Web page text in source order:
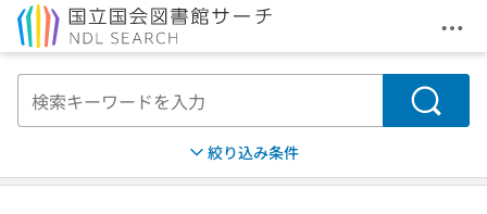
メ
検索
絞り込み条件